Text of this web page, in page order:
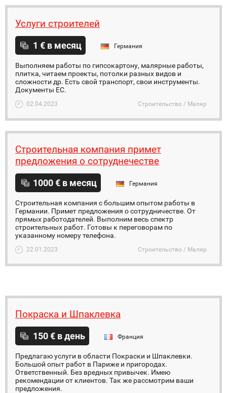
Услуги строителей
1 € в месяц Германия
Выполняем работы по гипсокартону, малярные работы,
плитка, читаем проекты, потолки разных видов и
сложности др. Есть свой транспорт, свои инструменты.
Документы ЕС.
02.04.2023 Строительство / Маляр
Строительная компания примет
предложения о сотруднечестве
1000 € в месяц Германия
Строительная компания с большим опытом работы в
Германии. Примет предложения о сотрудничестве. От
прямых работодателей. Выполним весь спектр
строительных работ. Готовы к переговорам по
указанному номеру телефона.
22.01.2023 Строительство / Маляр
Покраска и Шпаклевка
150 € в день Франция
Предлагаю услуги в области Покраски и Шпаклевки.
Большой опыт работ в Париже и пригородах.
Ответственный. Без вредных привычек. Имею
рекомендации от клиентов. Так же рассмотрим ваши
предложения.